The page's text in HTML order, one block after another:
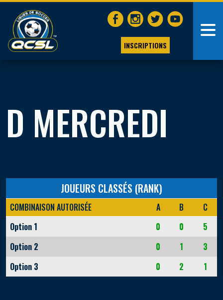
INSCRIPTIONS
D MERCREDI
JOUEURS CLASSÉS (RANK)
COMBINAISON AUTORISÉE A B
C
Option 1
0 0
5
Option 2
0 1
3
Option 3
0 2 1